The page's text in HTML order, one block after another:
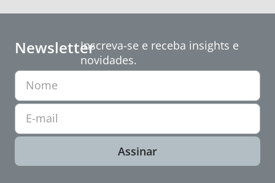
NewsletterInscreva-se e receba insights e
novidades.
Nome
E-mail
Assinar